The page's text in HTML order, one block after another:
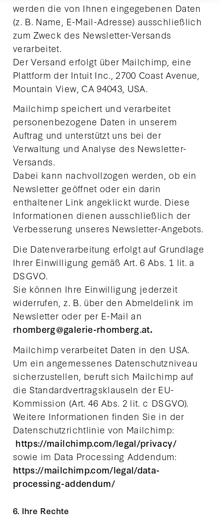
werden die von Ihnen eingegebenen Daten
(z. B. Name, E-Mail-Adresse) ausschließlich
zum Zweck des Newsletter-Versands
verarbeitet.
Der Versand erfolgt über Mailchimp, eine
Plattform der Intuit Inc., 2700 Coast Avenue,
Mountain View, CA 94043, USA.
Mailchimp speichert und verarbeitet
personenbezogene Daten in unserem
Auftrag und unterstützt uns bei der
Verwaltung und Analyse des Newsletter-
Versands.
Dabei kann nachvollzogen werden, ob ein
Newsletter geöffnet oder ein darin
enthaltener Link angeklickt wurde. Diese
Informationen dienen ausschließlich der
Verbesserung unseres Newsletter-Angebots.
Die Datenverarbeitung erfolgt auf Grundlage
Ihrer Einwilligung gemäß Art. 6 Abs. 1 lit. a
DSGVO.
Sie können Ihre Einwilligung jederzeit
widerrufen, z. B. über den Abmeldelink im
Newsletter oder per E-Mail an
rhomberg@galerie-rhomberg.at.
Mailchimp verarbeitet Daten in den USA.
Um ein angemessenes Datenschutzniveau
sicherzustellen, beruft sich Mailchimp auf
die Standardvertragsklauseln der EU-
Kommission (Art. 46 Abs. 2 lit. c DSGVO).
Weitere Informationen finden Sie in der
Datenschutzrichtlinie von Mailchimp:
https://mailchimp.com/legal/privacy/
sowie im Data Processing Addendum:
https://mailchimp.com/legal/data-
processing-addendum/
6. Ihre Rechte